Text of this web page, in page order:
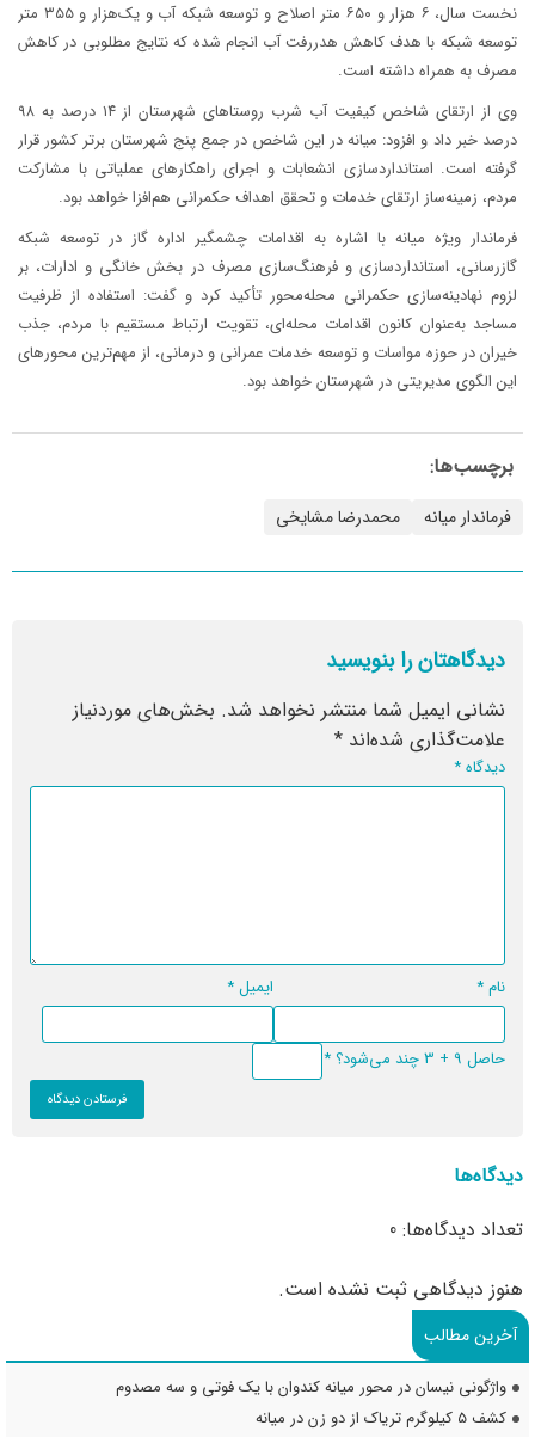
نخست سال، ۶ هزار و ۶۵۰ متر اصلاح و توسعه شبکه آب و یک‌هزار و ۳۵۵ متر
توسعه شبکه با هدف کاهش هدررفت آب انجام شده که نتایج مطلوبی در کاهش
مصرف به همراه داشته است.
وی از ارتقای شاخص کیفیت آب شرب روستاهای شهرستان از ۱۴ درصد به ۹۸
درصد خبر داد و افزود: میانه در این شاخص در جمع پنج شهرستان برتر کشور قرار
گرفته است. استانداردسازی انشعابات و اجرای راهکارهای عملیاتی با مشارکت
مردم، زمینه‌ساز ارتقای خدمات و تحقق اهداف حکمرانی هم‌افزا خواهد بود.
فرماندار ویژه میانه با اشاره به اقدامات چشمگیر اداره گاز در توسعه شبکه
گازرسانی، استانداردسازی و فرهنگ‌سازی مصرف در بخش خانگی و ادارات، بر
لزوم نهادینه‌سازی حکمرانی محله‌محور تأکید کرد و گفت: استفاده از ظرفیت
مساجد به‌عنوان کانون اقدامات محله‌ای، تقویت ارتباط مستقیم با مردم، جذب
خیران در حوزه مواسات و توسعه خدمات عمرانی و درمانی، از مهم‌ترین محورهای
این الگوی مدیریتی در شهرستان خواهد بود.
برچسب‌ها:
فرماندار میانه محمدرضا مشایخی
دیدگاهتان را بنویسید
نشانی ایمیل شما منتشر نخواهد شد. بخش‌های موردنیاز
علامت‌گذاری شده‌اند *
دیدگاه*
نام* ایمیل*
حاصل 9 + 3 چند می‌شود؟ *
دیدگاه‌ها
تعداد دیدگاه‌ها: 0
هنوز دیدگاهی ثبت نشده است.
آخرین مطالب
واژگونی نیسان در محور میانه کندوان با یک فوتی و سه مصدوم
کشف ۵ کیلوگرم تریاک از دو زن در میانه